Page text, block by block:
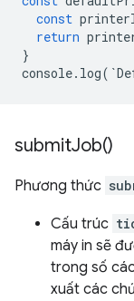
const
return
}
console. log( `
submitJob()
Phương thức
Cấu trúc
máy in sẽ
trong số
xuất các